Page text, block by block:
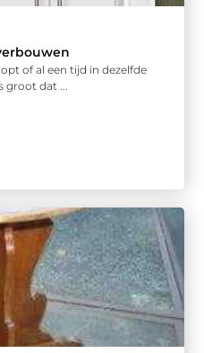
of al een tijd in dezelfde
dat ...